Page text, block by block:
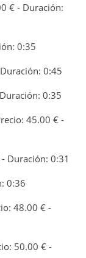
€ - Duración:
0:35
0:45
0:35
45.00 € -
Duración: 0:31
0:36
48.00 € -
50.00 € -